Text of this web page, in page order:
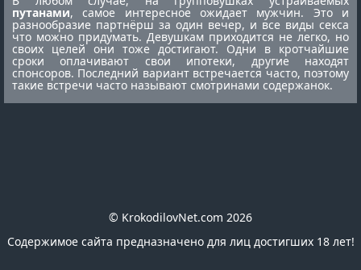
путанами, самое интересное ожидает мужчин. Это и
разнообразие партнёрш за один вечер, и все виды секса
что можно придумать. Девушкам приходится не легко, но
своих целей они тоже достигают. Одни в кротчайшие
сроки оплачивают свои ипотеки, другие находят
спонсоров. Последний вариант встречается часто, поэтому
такие встречи часто называют смотринами содержанок.
© KrokodilovNet.com 2026
Содержимое сайта предназначено для лиц достигших 18 лет!